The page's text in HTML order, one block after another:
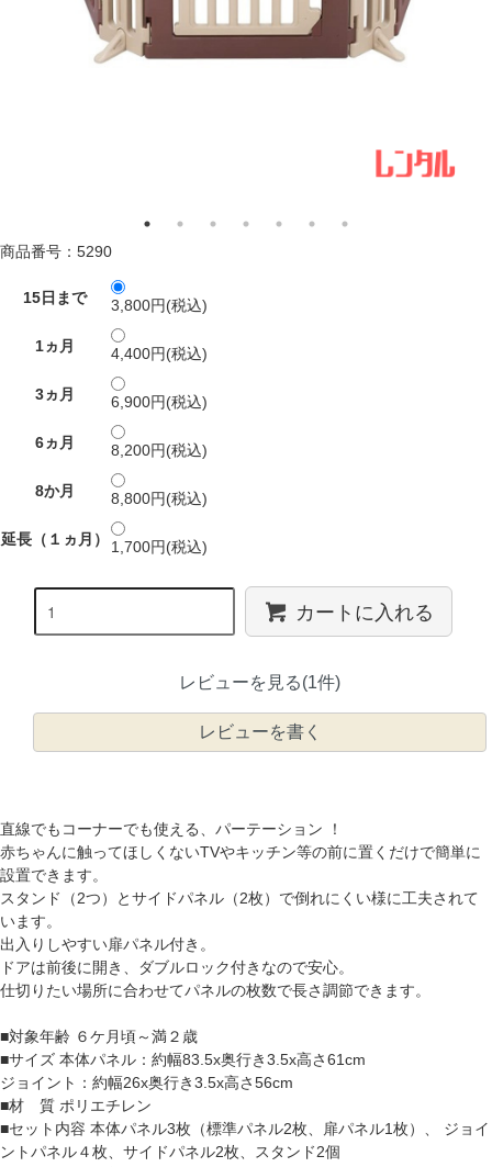
商品番号：5290
15日まで 3,800円(税込)
1ヵ月 4,400円(税込)
3ヵ月 6,900円(税込)
6ヵ月 8,200円(税込)
8か月 8,800円(税込)
延長（１ヵ月） 1,700円(税込)
カートに入れる
レビューを見る(1件)
レビューを書く
直線でもコーナーでも使える、パーテーション ！
赤ちゃんに触ってほしくないTVやキッチン等の前に置くだけで簡単に
設置できます。
スタンド（2つ）とサイドパネル（2枚）で倒れにくい様に工夫されて
います。
出入りしやすい扉パネル付き。
ドアは前後に開き、ダブルロック付きなので安心。
仕切りたい場所に合わせてパネルの枚数で長さ調節できます。
■対象年齢 ６ケ月頃～満２歳
■サイズ 本体パネル：約幅83.5x奥行き3.5x高さ61cm
ジョイント：約幅26x奥行き3.5x高さ56cm
■材 質 ポリエチレン
■セット内容 本体パネル3枚（標準パネル2枚、扉パネル1枚）、 ジョイ
ントパネル４枚、サイドパネル2枚、スタンド2個